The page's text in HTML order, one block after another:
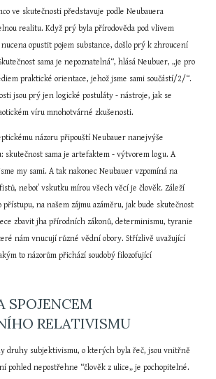
ve skutečnosti představuje podle Neubauera
realitu. Když prý byla přírodověda pod vlivem
opustit pojem substance, došlo prý k zhroucení
sama je nepoznatelná“, hlásá Neubuer, „je pro
praktické orientace, jehož jsme sami součástí/2/“.
jsou prý jen logické postuláty - nástroje, jak se
víru mnohotvárné zkušenosti.
názoru připouští Neubauer nanejvýše
skutečnost sama je artefaktem - výtvorem logu. A
my sami. A tak nakonec Neubauer vzpomíná na
neboť vskutku mírou všech věcí je člověk. Záleží
přístupu, na našem zájmu azáměru, jak bude skutečnost
zbavit jha přírodních zákonů, determinismu, tyranie
nám vnucují různé vědní obory. Střízlivě uvažující
to názorům přichází soudobý filozofující
SPOJENCEM
RELATIVISMU
druhy subjektivismu, o kterých byla řeč, jsou vnitřně
pohled nepostřehne “člověk z ulice„ je pochopitelné.